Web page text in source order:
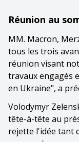
Réunion au
MM. Macron,
tous les trois
réunion visant
travaux engagés
en Ukraine", a
Volodymyr
tête-à-tête au
rejette l'idée tant